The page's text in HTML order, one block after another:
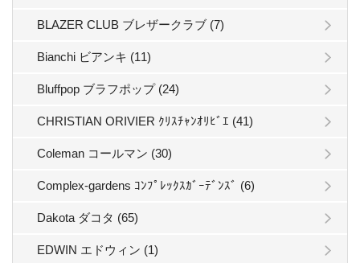
BLAZER CLUB ブレザークラブ (7)
Bianchi ビアンキ (11)
Bluffpop ブラフポップ (24)
CHRISTIAN ORIVIER ｸﾘｽﾁｬﾝｵﾘﾋﾞｴ (41)
Coleman コールマン (30)
Complex-gardens ｺﾝﾌﾟﾚｯｸｽｶﾞｰﾃﾞﾝｽﾞ (6)
Dakota ダコタ (65)
EDWIN エドウィン (1)